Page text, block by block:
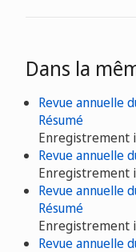
Dans la
Revue annuelle
Résumé
Enregistrement
Revue annuelle
Enregistrement
Revue annuelle
Résumé
Enregistrement
Revue annuelle